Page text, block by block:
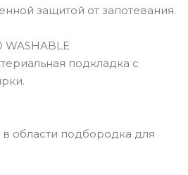
защитой от запотевания.
WASHABLE
подкладка с
области подбородка для